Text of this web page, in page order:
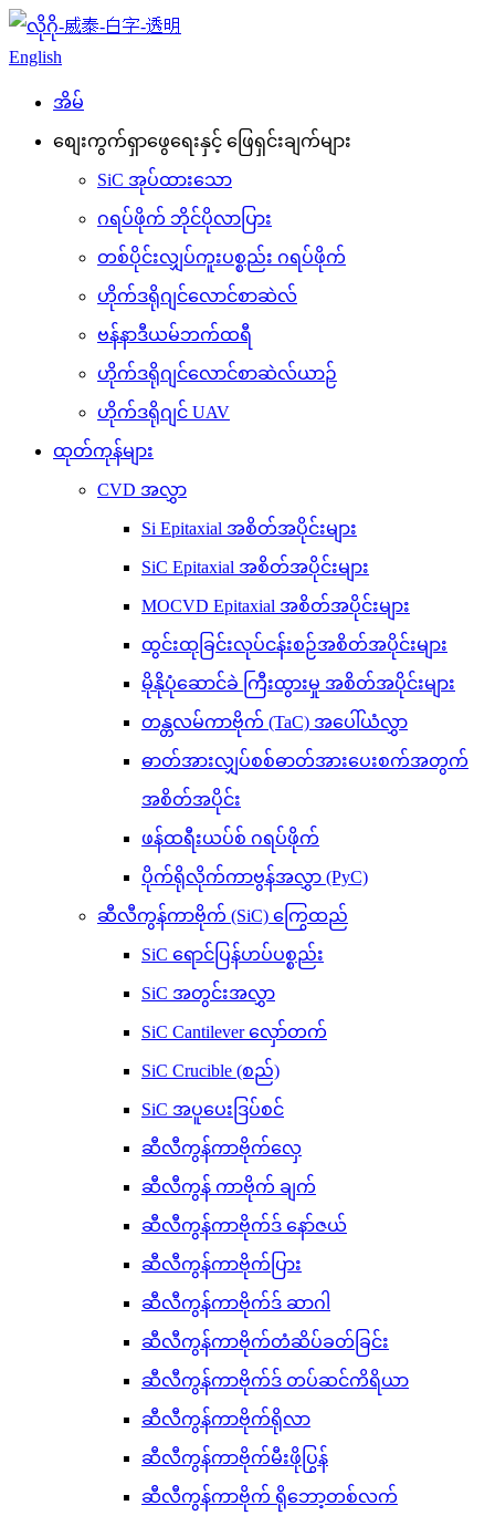
English
အိမ်
စျေးကွက်ရှာဖွေရေးနှင့် ဖြေရှင်းချက်များ
SiC အုပ်ထားသော
ဂရပ်ဖိုက် ဘိုင်ပိုလာပြား
တစ်ပိုင်းလျှပ်ကူးပစ္စည်း ဂရပ်ဖိုက်
ဟိုက်ဒရိုဂျင်လောင်စာဆဲလ်
ဗန်နာဒီယမ်ဘက်ထရီ
ဟိုက်ဒရိုဂျင်လောင်စာဆဲလ်ယာဉ်
ဟိုက်ဒရိုဂျင် UAV
ထုတ်ကုန်များ
CVD အလွှာ
Si Epitaxial အစိတ်အပိုင်းများ
SiC Epitaxial အစိတ်အပိုင်းများ
MOCVD Epitaxial အစိတ်အပိုင်းများ
ထွင်းထုခြင်းလုပ်ငန်းစဉ်အစိတ်အပိုင်းများ
မိုနိုပုံဆောင်ခဲ ကြီးထွားမှု အစိတ်အပိုင်းများ
တန္တလမ်ကာဗိုက် (TaC) အပေါ်ယံလွှာ
ဓာတ်အားလျှပ်စစ်ဓာတ်အားပေးစက်အတွက်
အစိတ်အပိုင်း
ဖန်ထရီးယပ်စ် ဂရပ်ဖိုက်
ပိုက်ရိုလိုက်ကာဗွန်အလွှာ (PyC)
ဆီလီကွန်ကာဗိုက် (SiC) ကြွေထည်
SiC ရောင်ပြန်ဟပ်ပစ္စည်း
SiC အတွင်းအလွှာ
SiC Cantilever လှော်တက်
SiC Crucible (စည်)
SiC အပူပေးဒြပ်စင်
ဆီလီကွန်ကာဗိုက်လှေ
ဆီလီကွန် ကာဗိုက် ချက်
ဆီလီကွန်ကာဗိုက်ဒ် နော်ဇယ်
ဆီလီကွန်ကာဗိုက်ပြား
ဆီလီကွန်ကာဗိုက်ဒ် ဆာဂါ
ဆီလီကွန်ကာဗိုက်တံဆိပ်ခတ်ခြင်း
ဆီလီကွန်ကာဗိုက်ဒ် တပ်ဆင်ကိရိယာ
ဆီလီကွန်ကာဗိုက်ရိုလာ
ဆီလီကွန်ကာဗိုက်မီးဖိုပြွန်
ဆီလီကွန်ကာဗိုက် ရိုဘော့တစ်လက်